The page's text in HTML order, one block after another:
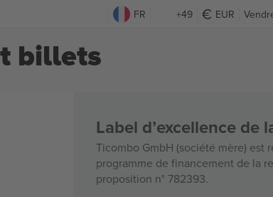
FR +49 EUR
billets
Label d’excellence de
Ticombo GmbH (société mère) est
programme de financement de la
proposition n° 782393.